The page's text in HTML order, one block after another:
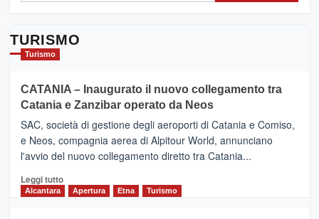
TURISMO
Turismo
CATANIA – Inaugurato il nuovo collegamento tra
Catania e Zanzibar operato da Neos
SAC, società di gestione degli aeroporti di Catania e Comiso,
e Neos, compagnia aerea di Alpitour World, annunciano
l'avvio del nuovo collegamento diretto tra Catania...
Leggi tuttoLeggi
Alcantara Apertura Etna Turismo